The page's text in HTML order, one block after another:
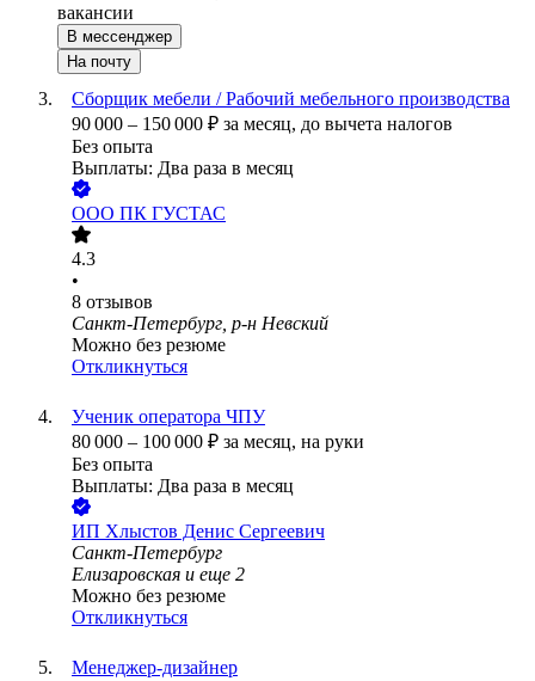
вакансии
В мессенджер
На почту
Сборщик мебели / Рабочий мебельного производства
90 000 – 150 000 ₽ за месяц, до вычета налогов
Без опыта
Выплаты: Два раза в месяц
ООО ПК ГУСТАС
4.3
•
8 отзывов
Санкт-Петербург, р-н Невский
Можно без резюме
Откликнуться
Ученик оператора ЧПУ
80 000 – 100 000 ₽ за месяц, на руки
Без опыта
Выплаты: Два раза в месяц
ИП Хлыстов Денис Сергеевич
Санкт-Петербург
Елизаровская и еще 2
Можно без резюме
Откликнуться
Менеджер-дизайнер